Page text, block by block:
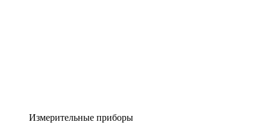
Измерительные приборы